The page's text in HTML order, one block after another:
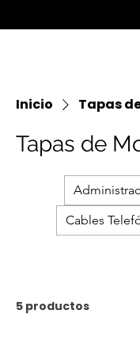
Inicio Tapas
Tapas de
Cables
5 productos